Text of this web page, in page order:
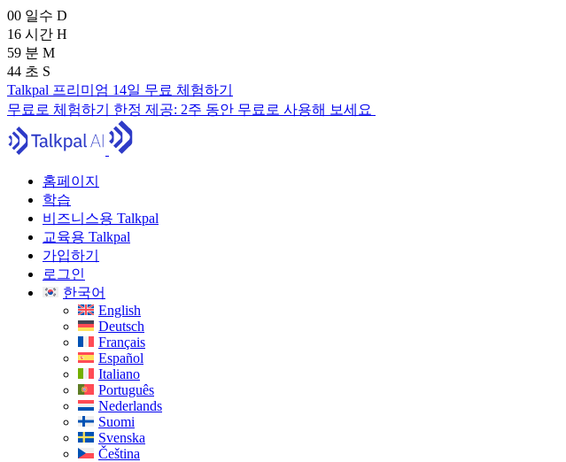
00 일수 D
16 시간 H
59 분 M
43 초 S
Talkpal 프리미엄 14일 무료 체험하기
무료로 체험하기 한정 제공: 2주 동안 무료로 사용해 보세요
홈페이지
학습
비즈니스용 Talkpal
교육용 Talkpal
가입하기
로그인
한국어
English
Deutsch
Français
Español
Italiano
Português
Nederlands
Suomi
Svenska
Čeština